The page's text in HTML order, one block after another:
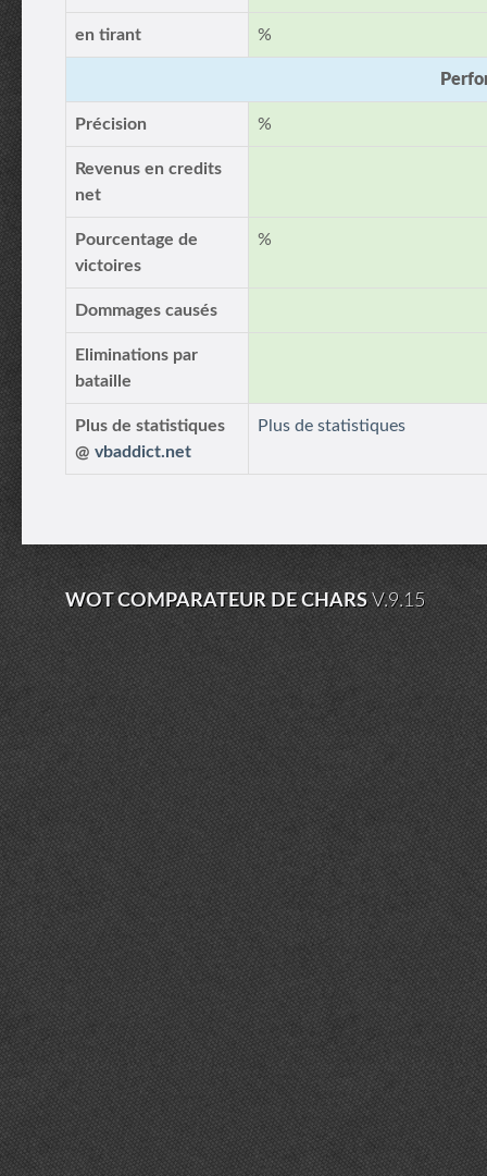
en tirant %
Précision %
Revenus en credits
net
Pourcentage de
victoires
%
Dommages causés
Eliminations par
bataille
Plus de statistiques
@ vbaddict.net
Plus de statistiques
WOT COMPARATEUR DE CHARSV.9.15